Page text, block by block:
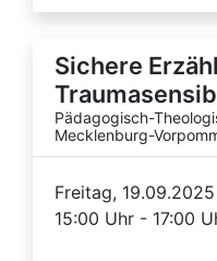
Sichere
Pädagogisch-
Mecklenburg-
Freitag,
15:00 Uhr - 17:00